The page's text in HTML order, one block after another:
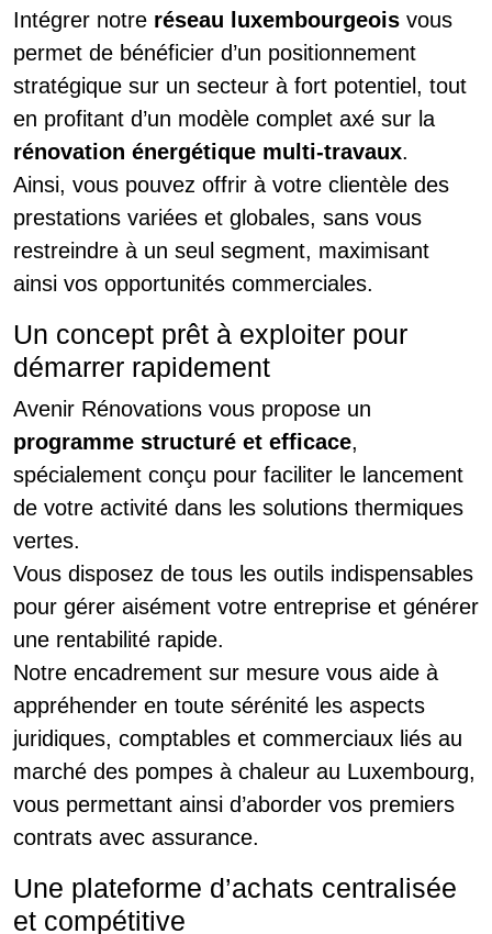
Intégrer notre réseau luxembourgeois vous
permet de bénéficier d’un positionnement
stratégique sur un secteur à fort potentiel, tout
en profitant d’un modèle complet axé sur la
rénovation énergétique multi-travaux.
Ainsi, vous pouvez offrir à votre clientèle des
prestations variées et globales, sans vous
restreindre à un seul segment, maximisant
ainsi vos opportunités commerciales.
Un concept prêt à exploiter pour
démarrer rapidement
Avenir Rénovations vous propose un
programme structuré et efficace,
spécialement conçu pour faciliter le lancement
de votre activité dans les solutions thermiques
vertes.
Vous disposez de tous les outils indispensables
pour gérer aisément votre entreprise et générer
une rentabilité rapide.
Notre encadrement sur mesure vous aide à
appréhender en toute sérénité les aspects
juridiques, comptables et commerciaux liés au
marché des pompes à chaleur au Luxembourg,
vous permettant ainsi d’aborder vos premiers
contrats avec assurance.
Une plateforme d’achats centralisée
et compétitive